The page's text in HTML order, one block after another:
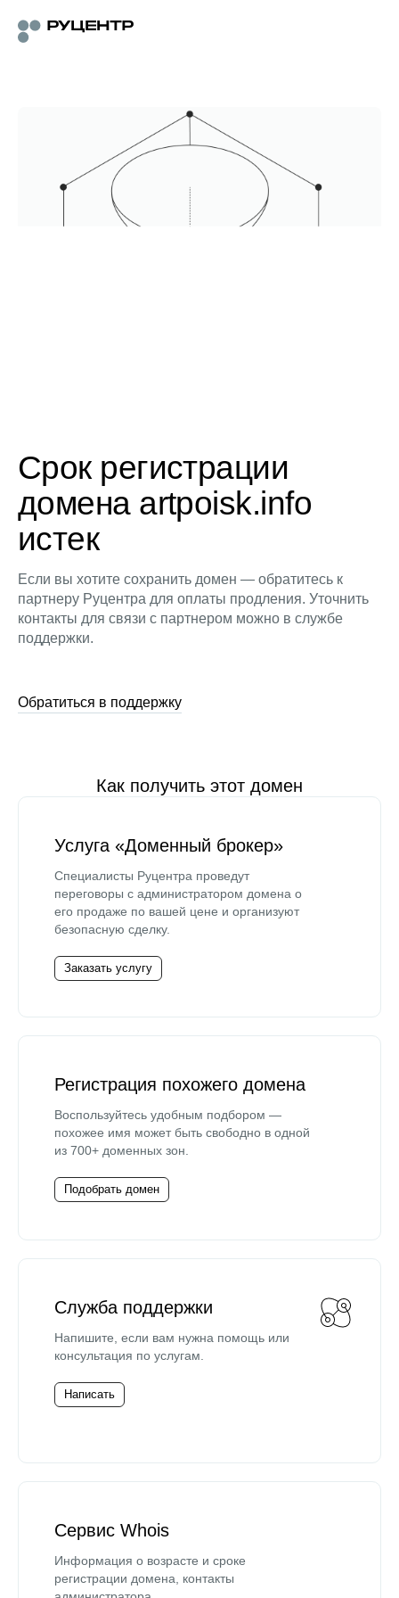
Срок регистрации
домена artpoisk.info
истек
Если вы хотите сохранить домен — обратитесь к
партнеру Руцентра для оплаты продления. Уточнить
контакты для связи с партнером можно в службе
поддержки.
Обратиться в поддержку
Как получить этот домен
Услуга «Доменный брокер»
Специалисты Руцентра проведут
переговоры с администратором домена о
его продаже по вашей цене и организуют
безопасную сделку.
Заказать услугу
Регистрация похожего домена
Воспользуйтесь удобным подбором —
похожее имя может быть свободно в одной
из 700+ доменных зон.
Подобрать домен
Служба поддержки
Напишите, если вам нужна помощь или
консультация по услугам.
Написать
Сервис Whois
Информация о возрасте и сроке
регистрации домена, контакты